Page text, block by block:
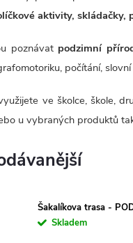
aktivity,
poznávat podzimní
počítání,
ve školce, škole,
u vybraných produktů
Šakalíkova trasa -
Skladem